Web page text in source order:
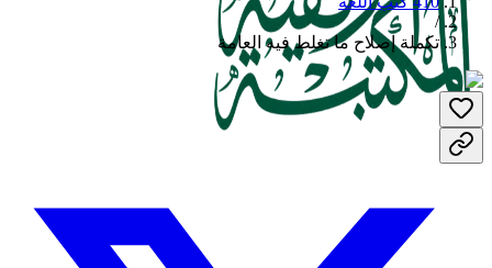
/
تكملة إصلاح ما تغلط فيه العامة